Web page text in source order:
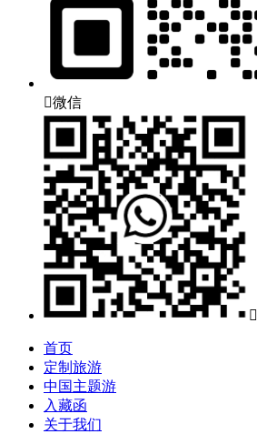
微信

首页
定制旅游
中国主题游
入藏函
关于我们